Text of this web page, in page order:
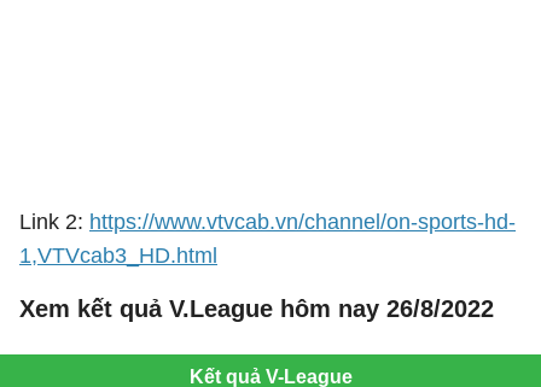
Link 2: https://www.vtvcab.vn/channel/on-sports-hd-
1,VTVcab3_HD.html
Xem kết quả V.League hôm nay 26/8/2022